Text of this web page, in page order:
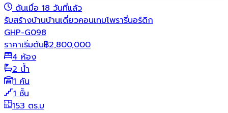
ดันเมื่อ 18 วันที่แล้ว
รับสร้างบ้านบ้านเดี่ยวคอนเทมโพรารี่นอร์ดิก
GHP-G098
ราคาเริ่มต้น฿2,800,000
4 ห้อง
2 น้ำ
1 คัน
1 ชั้น
153 ตร.ม